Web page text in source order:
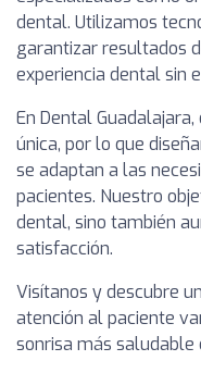
dental. Utilizamos
garantizar resultados
experiencia dental sin
En Dental
única, por lo que
se adaptan a las
pacientes. Nuestro
dental, sino también
satisfacción.
Visítanos y descubre
atención al paciente
sonrisa más saludable